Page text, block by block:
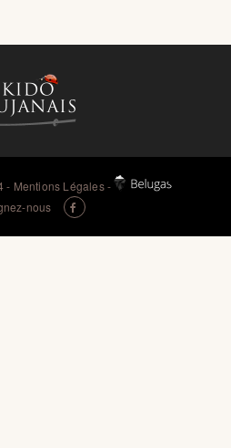
- Mentions Légales-
nous